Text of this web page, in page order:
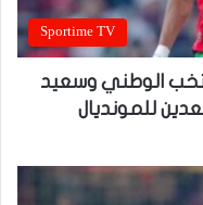
Sportime TV
الوطني وسعيد
للمونديال